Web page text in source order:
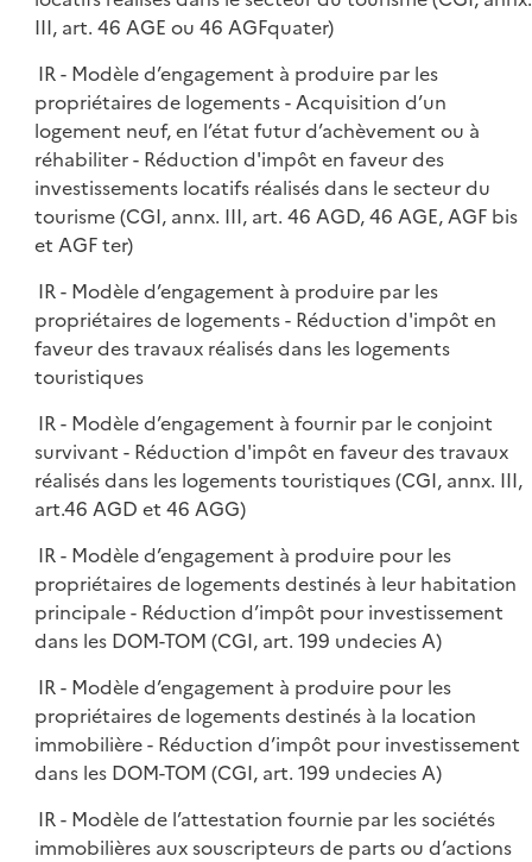
III, art. 46 AGE ou 46 AGFquater)
IR - Modèle d’engagement à produire par les
propriétaires de logements - Acquisition d’un
logement neuf, en l’état futur d’achèvement ou à
réhabiliter - Réduction d'impôt en faveur des
investissements locatifs réalisés dans le secteur du
tourisme (CGI, annx. III, art. 46 AGD, 46 AGE, AGF bis
et AGF ter)
IR - Modèle d’engagement à produire par les
propriétaires de logements - Réduction d'impôt en
faveur des travaux réalisés dans les logements
touristiques
IR - Modèle d’engagement à fournir par le conjoint
survivant - Réduction d'impôt en faveur des travaux
réalisés dans les logements touristiques (CGI, annx. III,
art.46 AGD et 46 AGG)
IR - Modèle d’engagement à produire pour les
propriétaires de logements destinés à leur habitation
principale - Réduction d’impôt pour investissement
dans les DOM-TOM (CGI, art. 199 undecies A)
IR - Modèle d’engagement à produire pour les
propriétaires de logements destinés à la location
immobilière - Réduction d’impôt pour investissement
dans les DOM-TOM (CGI, art. 199 undecies A)
IR - Modèle de l’attestation fournie par les sociétés
immobilières aux souscripteurs de parts ou d’actions